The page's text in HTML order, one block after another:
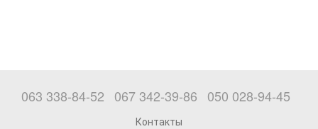
063 338-84-52 067 342-39-86 050 028-94-45
Контакты